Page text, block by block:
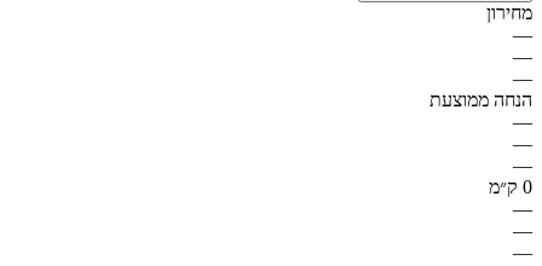
מחירון
—
—
—
הנחה ממוצעת
—
—
—
0 ק״מ
—
—
—